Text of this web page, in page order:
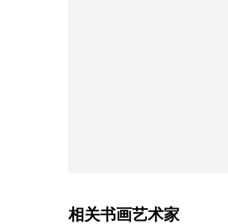
相关书画艺术家